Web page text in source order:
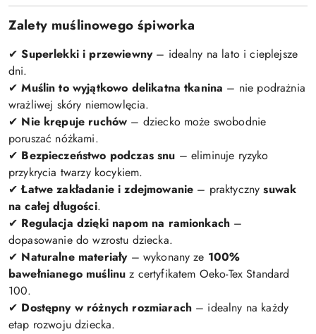
Zalety muślinowego śpiworka
✔ Superlekki i przewiewny– idealny na lato i cieplejsze
dni.
✔ Muślin to wyjątkowo delikatna tkanina – nie podrażnia
wrażliwej skóry niemowlęcia.
✔ Nie krępuje ruchów – dziecko może swobodnie
poruszać nóżkami.
✔ Bezpieczeństwo podczas snu – eliminuje ryzyko
przykrycia twarzy kocykiem.
✔ Łatwe zakładanie i zdejmowanie – praktycznysuwak
na całej długości.
✔ Regulacja dzięki napom na ramionkach –
dopasowanie do wzrostu dziecka.
✔ Naturalne materiały– wykonany ze 100%
bawełnianego muślinu z certyfikatem Oeko-Tex Standard
100.
✔ Dostępny w różnych rozmiarach– idealny na każdy
etap rozwoju dziecka.